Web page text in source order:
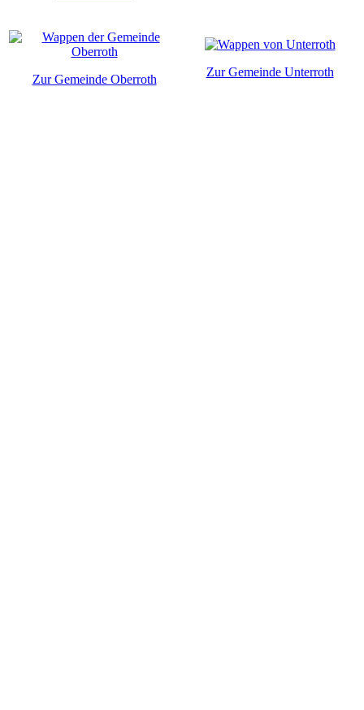
Zur Gemeinde Oberroth
Zur Gemeinde Unterroth